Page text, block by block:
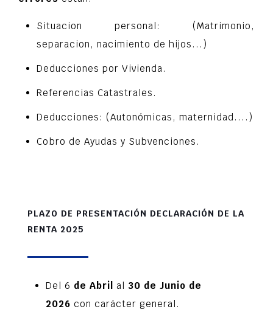
Situacion personal: (Matrimonio,
separacion, nacimiento de hijos...)
Deducciones por Vivienda.
Referencias Catastrales.
Deducciones: (Autonómicas, maternidad....)
Cobro de Ayudas y Subvenciones.
PLAZO DE PRESENTACIÓN DECLARACIÓN DE LA
RENTA 2025
Del 6 de Abril al 30 de Junio de
2026 con carácter general.